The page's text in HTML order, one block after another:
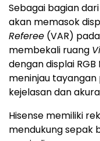
Sebagai bagian
akan memasok
Referee (VAR)
membekali ruang
dengan displai
meninjau
kejelasan dan
Hisense memiliki
mendukung sepak